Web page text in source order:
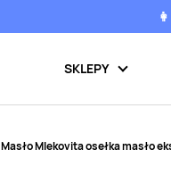
SKLEPY
Masło Mlekovita osełka masło